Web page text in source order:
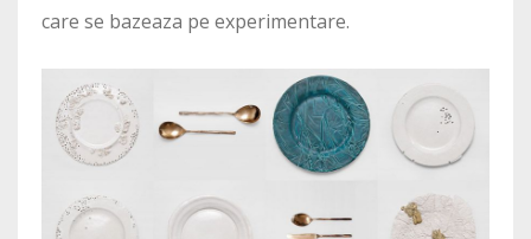
care se bazeaza pe experimentare.